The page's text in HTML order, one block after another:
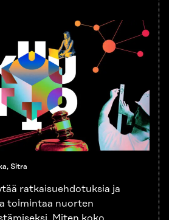
Sitra
ratkaisuehdotuksia ja
toimintaa nuorten